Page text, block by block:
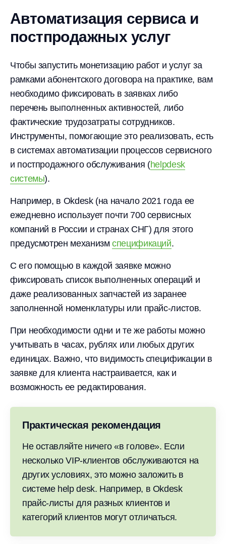
Автоматизация сервиса и
постпродажных услуг
Чтобы запустить монетизацию работ и услуг за
рамками абонентского договора на практике, вам
необходимо фиксировать в заявках либо
перечень выполненных активностей, либо
фактические трудозатраты сотрудников.
Инструменты, помогающие это реализовать, есть
в системах автоматизации процессов сервисного
и постпродажного обслуживания (helpdesk
системы).
Например, в Okdesk (на начало 2021 года ее
ежедневно использует почти 700 сервисных
компаний в России и странах СНГ) для этого
предусмотрен механизмспецификаций.
С его помощью в каждой заявке можно
фиксировать список выполненных операций и
даже реализованных запчастей из заранее
заполненной номенклатуры или прайс-листов.
При необходимости одни и те же работы можно
учитывать в часах, рублях или любых других
единицах. Важно, что видимость спецификации в
заявке для клиента настраивается, как и
возможность ее редактирования.
Практическая рекомендация
Не оставляйте ничего «в голове». Если
несколько VIP-клиентов обслуживаются на
других условиях, это можно заложить в
системе help desk. Например, в Okdesk
прайс-листы для разных клиентов и
категорий клиентов могут отличаться.